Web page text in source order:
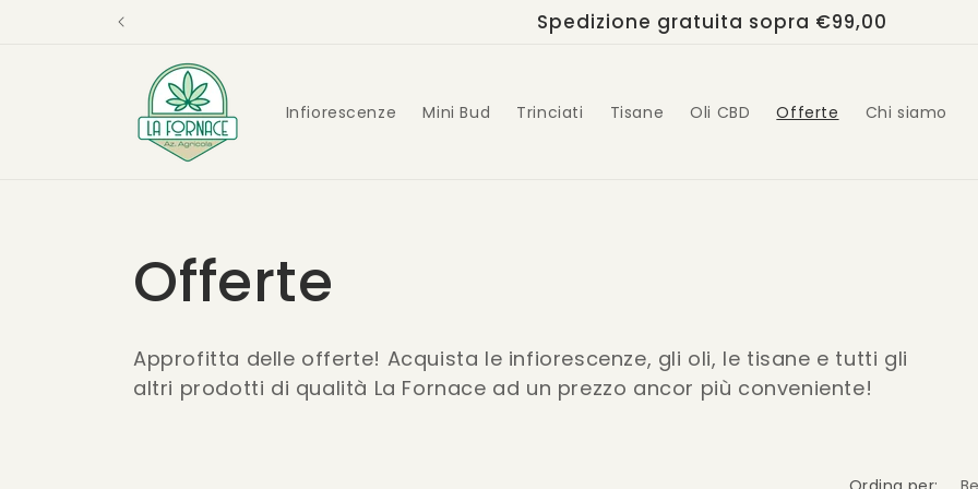
direttamente
Spedizione gratuita sopra €99,00
Infiorescenze Mini Bud Trinciati Tisane Oli CBD Offerte Chi siamo
C
o
l
Offerte
Approfitta delle offerte! Acquista le infiorescenze, gli oli, le tisane e tutti gli
altri prodotti di qualità La Fornace ad un prezzo ancor più conveniente!